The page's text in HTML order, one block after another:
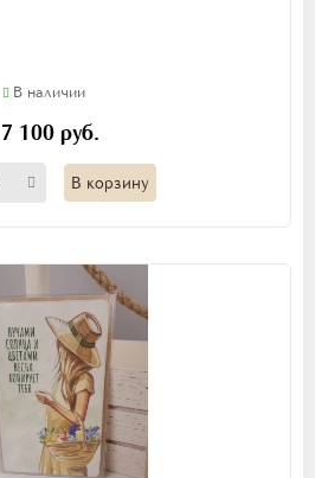
В наличии
7 100 руб.
В корзину